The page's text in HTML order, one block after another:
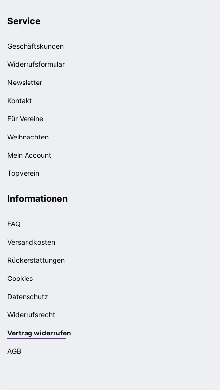
Service
Geschäftskunden
Widerrufsformular
Newsletter
Kontakt
Für Vereine
Weihnachten
Mein Account
Topverein
Informationen
FAQ
Versandkosten
Rückerstattungen
Cookies
Datenschutz
Widerrufsrecht
Vertrag widerrufen
AGB